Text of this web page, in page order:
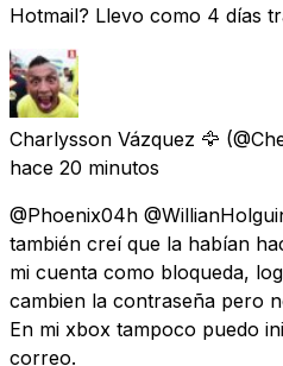
Hotmail? Llevo como 4 días
Charlysson Vázquez 🦅
hace 20 minutos
@Phoenix04h
también creí que la habían
mi cuenta como bloqueda,
cambien la contraseña pero
En mi xbox tampoco puedo
correo.